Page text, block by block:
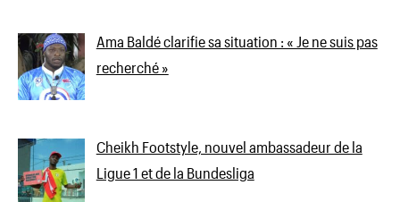
Ama Baldé clarifie sa situation : « Je ne suis pas
recherché »
Cheikh Footstyle, nouvel ambassadeur de la
Ligue 1 et de la Bundesliga